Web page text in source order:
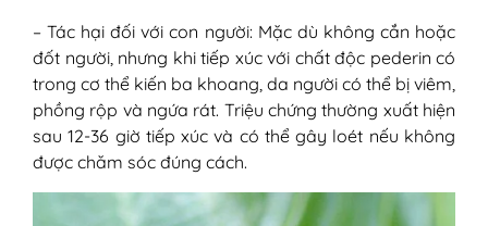
1.1. Các bước sơ cứu ban đầu
1.2. Cách làm giảm đau và ngứa
2. Cách chăm sóc và điều trị lâu dài
2.1. Sử dụng thuốc trị bỏng kiến
ba khoang
2.2. Những lưu ý khi chăm sóc
VI - Những thắc mắc thường gặp khi bị
– Tác hại đối với con người: Mặc dù không cắn hoặc
đốt người, nhưng khi tiếp xúc với chất độc pederin có
trong cơ thể kiến ba khoang, da người có thể bị viêm,
phồng rộp và ngứa rát. Triệu chứng thường xuất hiện
sau 12-36 giờ tiếp xúc và có thể gây loét nếu không
được chăm sóc đúng cách.